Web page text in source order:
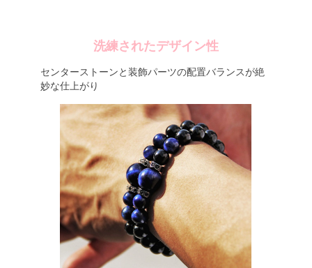
洗練されたデザイン性
センターストーンと装飾パーツの配置バランスが絶
妙な仕上がり